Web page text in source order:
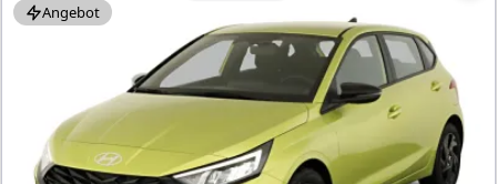
Angebot